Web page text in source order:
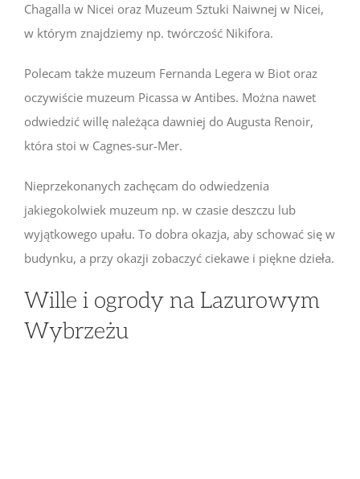
Chagalla w Nicei oraz Muzeum Sztuki Naiwnej w Nicei,
w którym znajdziemy np. twórczość Nikifora.
Polecam także muzeum Fernanda Legera w Biot oraz
oczywiście muzeum Picassa w Antibes. Można nawet
odwiedzić willę należąca dawniej do Augusta Renoir,
która stoi w Cagnes-sur-Mer.
Nieprzekonanych zachęcam do odwiedzenia
jakiegokolwiek muzeum np. w czasie deszczu lub
wyjątkowego upału. To dobra okazja, aby schować się w
budynku, a przy okazji zobaczyć ciekawe i piękne dzieła.
Wille i ogrody na Lazurowym
Wybrzeżu